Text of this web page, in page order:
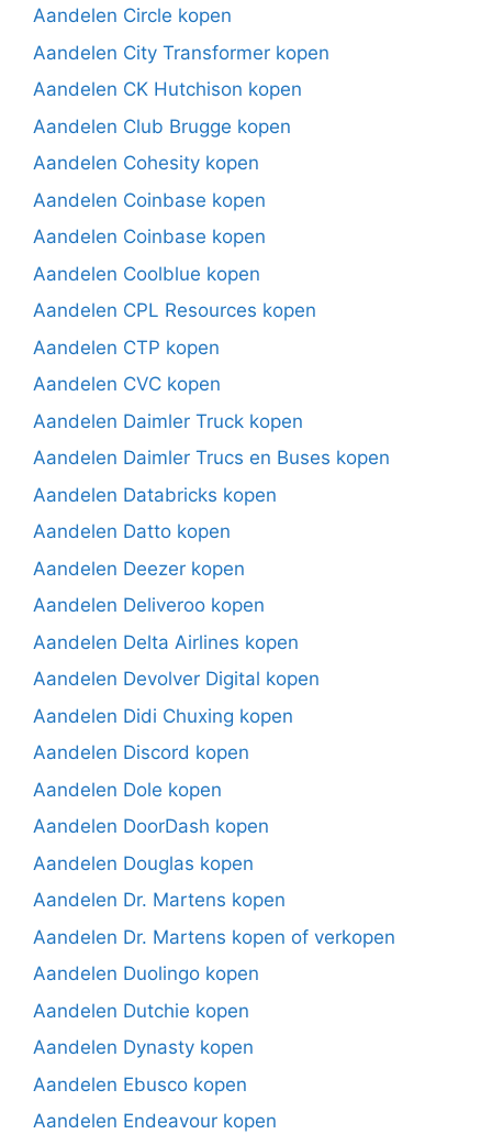
Aandelen Circle kopen
Aandelen City Transformer kopen
Aandelen CK Hutchison kopen
Aandelen Club Brugge kopen
Aandelen Cohesity kopen
Aandelen Coinbase kopen
Aandelen Coinbase kopen
Aandelen Coolblue kopen
Aandelen CPL Resources kopen
Aandelen CTP kopen
Aandelen CVC kopen
Aandelen Daimler Truck kopen
Aandelen Daimler Trucs en Buses kopen
Aandelen Databricks kopen
Aandelen Datto kopen
Aandelen Deezer kopen
Aandelen Deliveroo kopen
Aandelen Delta Airlines kopen
Aandelen Devolver Digital kopen
Aandelen Didi Chuxing kopen
Aandelen Discord kopen
Aandelen Dole kopen
Aandelen DoorDash kopen
Aandelen Douglas kopen
Aandelen Dr. Martens kopen
Aandelen Dr. Martens kopen of verkopen
Aandelen Duolingo kopen
Aandelen Dutchie kopen
Aandelen Dynasty kopen
Aandelen Ebusco kopen
Aandelen Endeavour kopen